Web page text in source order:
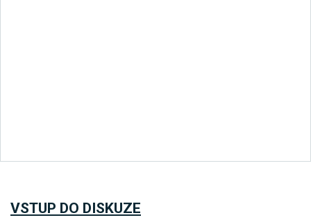
VSTUP DO DISKUZE